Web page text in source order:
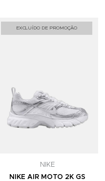
Adicionar aos Favoritos
EXCLUÍDO DE PROMOÇÃO
NIKE
NIKE AIR MOTO 2K GS